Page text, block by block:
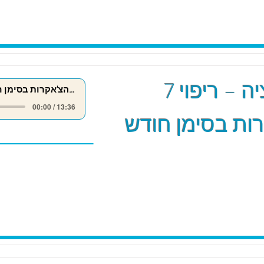
ריפוי 7 הצ'אקרות בסימן חודש אייר
00:00 / 13:36
מדיטציה – ריפוי 7
בסימן חודש